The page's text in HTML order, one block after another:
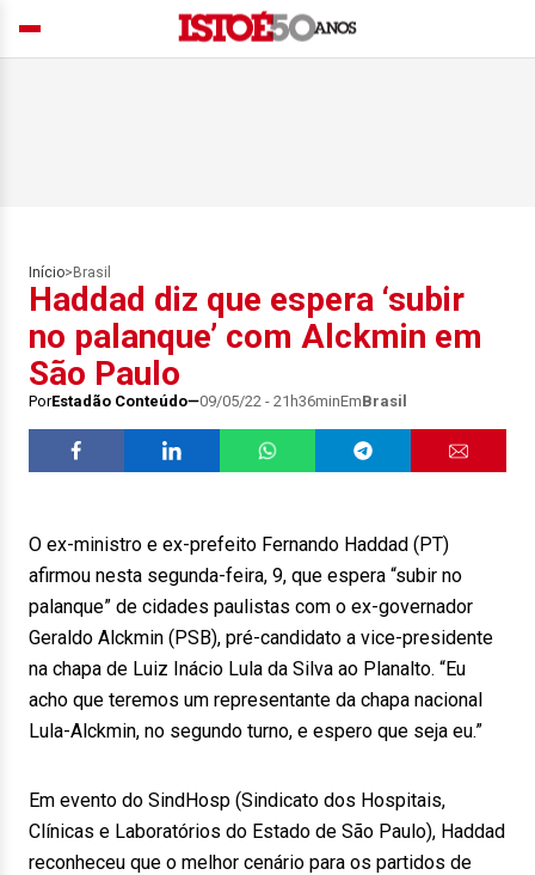
Início> Brasil
Haddad diz que espera ‘subir
no palanque’ com Alckmin em
São Paulo
PorEstadão Conteúdo 09/05/22 - 21h36minEmBrasil
O ex-ministro e ex-prefeito Fernando Haddad (PT)
afirmou nesta segunda-feira, 9, que espera “subir no
palanque” de cidades paulistas com o ex-governador
Geraldo Alckmin (PSB), pré-candidato a vice-presidente
na chapa de Luiz Inácio Lula da Silva ao Planalto. “Eu
acho que teremos um representante da chapa nacional
Lula-Alckmin, no segundo turno, e espero que seja eu.”
Em evento do SindHosp (Sindicato dos Hospitais,
Clínicas e Laboratórios do Estado de São Paulo), Haddad
reconheceu que o melhor cenário para os partidos de